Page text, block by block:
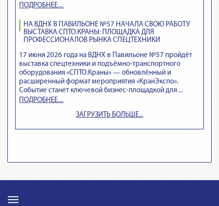
ПОДРОБНЕЕ....
НА ВДНХ В ПАВИЛЬОНЕ №57 НАЧАЛА СВОЮ РАБОТУ
ВЫСТАВКА СПТО.КРАНЫ: ПЛОЩАДКА ДЛЯ
ПРОФЕССИОНАЛОВ РЫНКА СПЕЦТЕХНИКИ
17 июня 2026 года на ВДНХ в Павильоне №57 пройдёт
выставка спецтехники и подъёмно‑транспортного
оборудования «СПТО.Краны» — обновлённый и
расширенный формат мероприятия «КранЭкспо».
Событие станет ключевой бизнес‑площадкой для ...
ПОДРОБНЕЕ....
ЗАГРУЗИТЬ БОЛЬШЕ...